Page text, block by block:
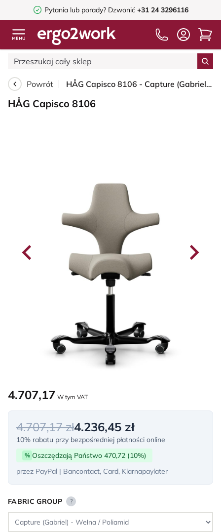
Pytania lub porady? Dzwonić +31 24 3296116
Powrót HÅG Capisco 8106 - Capture (Gabriel) - Wełna / Poliamid - CPT5103 - Light beige - Black - 150mm (seat height 40–55cm) - Hard castors for soft floors
HÅG Capisco 8106
4.707,17 W tym VAT
4.707,17 zł4.236,45 zł
10% rabatu przy bezpośredniej płatności online
% Oszczędzają Państwo 470,72 (10%)
przez PayPal | Bancontact, Card, Klarnapaylater
FABRIC GROUP ?